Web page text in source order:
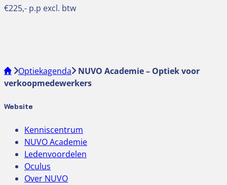
€225,- p.p excl. btw
Optiekagenda
NUVO Academie – Optiek voor
verkoopmedewerkers
Website
Kenniscentrum
NUVO Academie
Ledenvoordelen
Oculus
Over NUVO